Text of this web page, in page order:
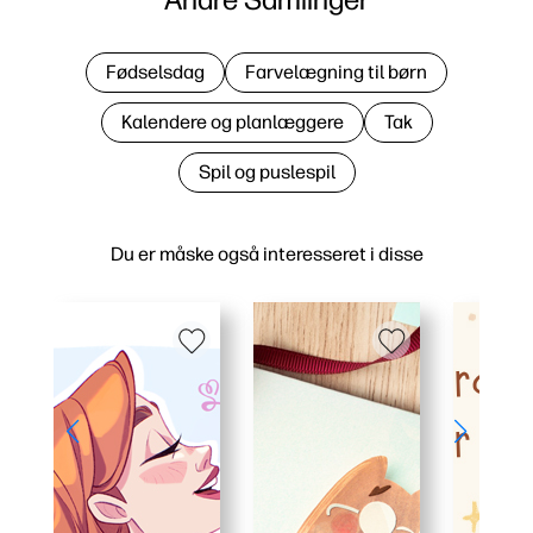
Du er måske også interesseret i disse
Fødselsdag Farvelægning til børn
Kalendere og planlæggere Tak
Spil og puslespil